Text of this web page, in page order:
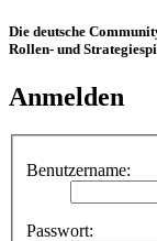
Die deutsche
Rollen- und
Anmelden
Benutzername:
Passwort: